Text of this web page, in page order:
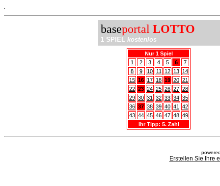
baseportal LOTTO
1 SPIEL kostenlos
Nur 1 Spiel
1
2 3 4 5 6
7
8
9 10 11 12 13 14
15 16 17 18 19 20 21
22 23 24 25 26 27 28
29 30 31 32 33 34 35
36 37 38 39 40 41
42
43 44 45 46 47 48 49
Ihr Tipp: 5. Zahl
Erstellen Sie Ihre